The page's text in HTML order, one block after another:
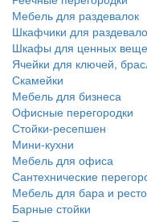
Мебель для раздевалок
Шкафчики для
Шкафы для ценных
Ячейки для ключей,
Скамейки
Мебель для бизнеса
Офисные перегородки
Стойки-ресепшен
Мини-кухни
Мебель для офиса
Сантехнические
Мебель для бара и
Барные стойки